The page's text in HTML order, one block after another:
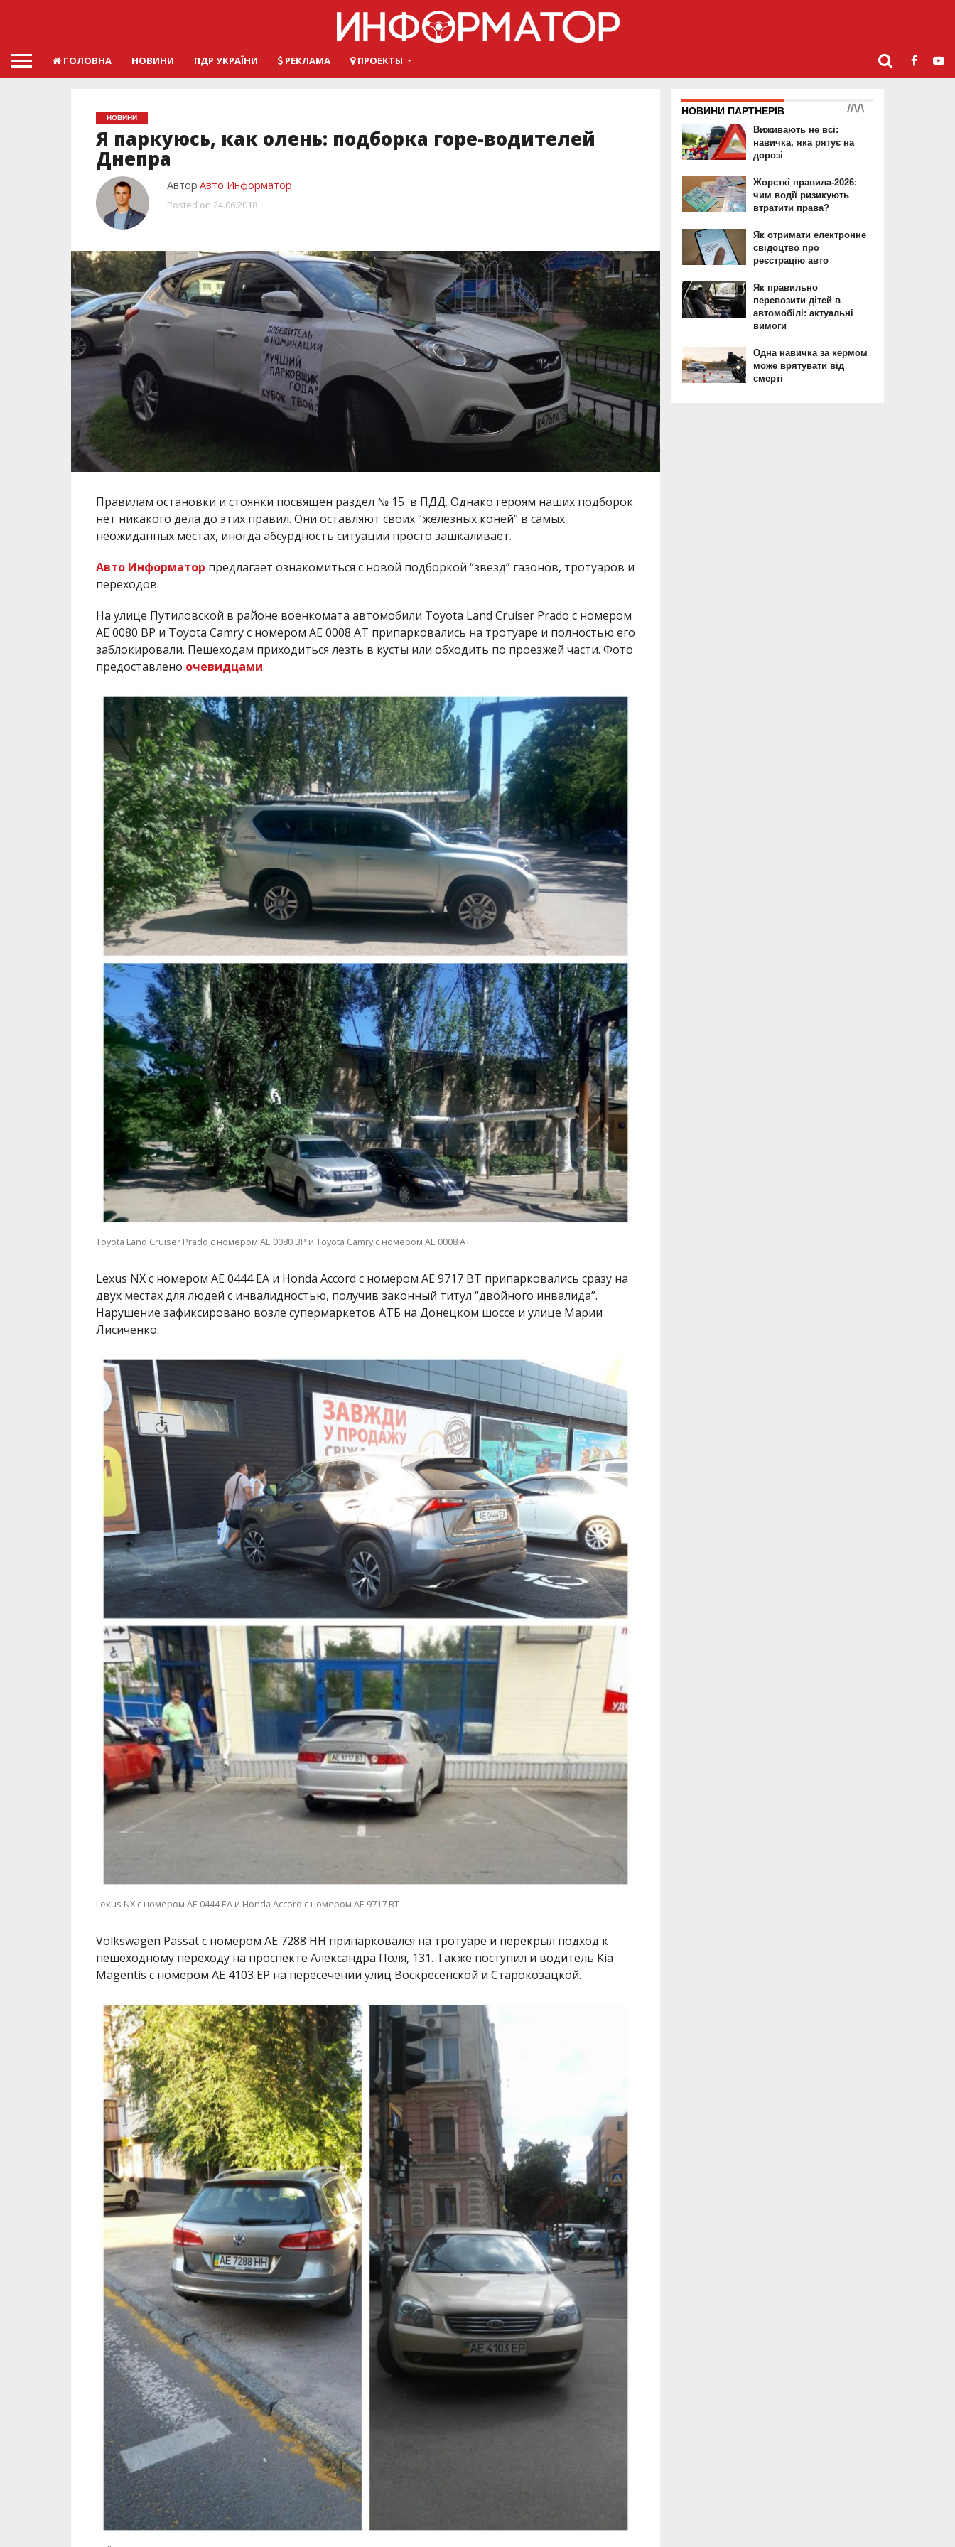
ГОЛОВНА НОВИНИ ПДР УКРАЇНИ РЕКЛАМА ПРОЕКТЫ
НОВИНИ
Я паркуюсь, как олень: подборка горе-водителей
Днепра
Автор Авто Информатор
Posted on 24.06.2018
Правилам остановки и стоянки посвящен раздел № 15 в ПДД. Однако героям наших подборок
нет никакого дела до этих правил. Они оставляют своих “железных коней” в самых
неожиданных местах, иногда абсурдность ситуации просто зашкаливает.
Авто Информатор предлагает ознакомиться с новой подборкой “звезд” газонов, тротуаров и
переходов.
На улице Путиловской в районе военкомата автомобили Toyota Land Cruiser Prado с номером
АЕ 0080 ВР и Toyota Camry с номером АЕ 0008 АТ припарковались на тротуаре и полностью его
заблокировали. Пешеходам приходиться лезть в кусты или обходить по проезжей части. Фото
предоставлено очевидцами.
Toyota Land Cruiser Prado с номером АЕ 0080 ВР и Toyota Camry с номером АЕ 0008 АТ
Lexus NX с номером АЕ 0444 ЕА и Honda Accord с номером АЕ 9717 ВТ припарковались сразу на
двух местах для людей с инвалидностью, получив законный титул “двойного инвалида”.
Нарушение зафиксировано возле супермаркетов АТБ на Донецком шоссе и улице Марии
Лисиченко.
Lexus NX с номером АЕ 0444 ЕА и Honda Accord с номером АЕ 9717 ВТ
Volkswagen Passat с номером АЕ 7288 НН припарковался на тротуаре и перекрыл подход к
пешеходному переходу на проспекте Александра Поля, 131. Также поступил и водитель Kia
Magentis с номером АЕ 4103 ЕР на пересечении улиц Воскресенской и Старокозацкой.